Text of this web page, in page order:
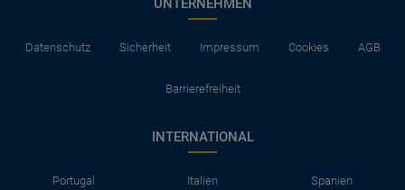
UNTERNEHMEN
Datenschutz Sicherheit Impressum Cookies AGB
Barrierefreiheit
INTERNATIONAL
Portugal Italien Spanien